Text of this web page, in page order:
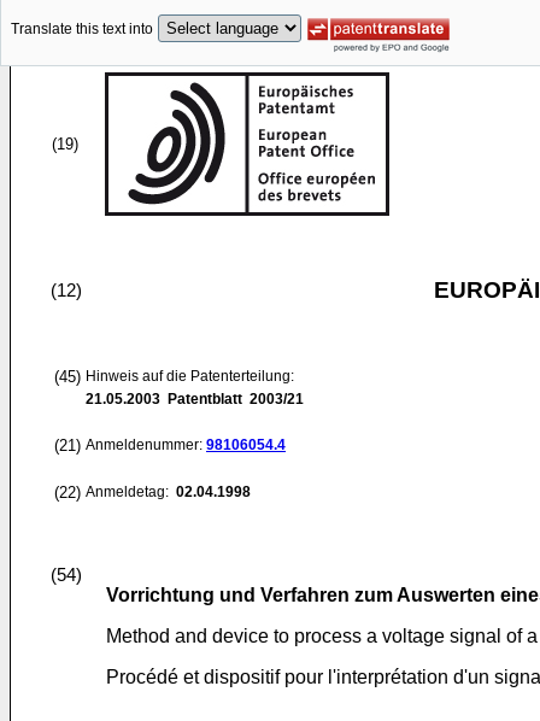
Translate this text into
(19)
(12)
(45) Hinweis auf die Patenterteilung:
21.05.2003 Patentblatt 2003/21
(21) Anmeldenummer: 98106054.4
(22) Anmeldetag: 02.04.1998
(54)
Vorrichtung und Verfahren zum Auswerten
Method and device to process a voltage signal of
Procédé et dispositif pour l'interprétation d'un